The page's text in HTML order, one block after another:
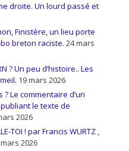
droite. Un lourd passé et
Finistère, un lieu porte
breton raciste. 24 mars
? Un peu d’histoire.. Les
19 mars 2026
Le commentaire d’un
le texte de
2026
TOI ! par Francis WURTZ ,
2026